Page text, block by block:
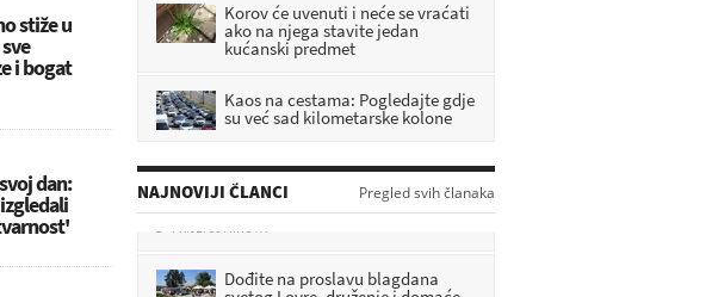
stiže u
i bogat
dan:
Korov će uvenuti i neće se vraćati
ako na njega stavite jedan
kućanski predmet
Kaos na cestama: Pogledajte gdje
su već sad kilometarske kolone
NAJNOVIJI ČLANCI Pregled svih članaka
Uskoro 11. „Međunarodno
gljivarenje v zlatarskom kraju”
 PRIJE: 56 MINUTA
svetog Lovre, druženje i domaće